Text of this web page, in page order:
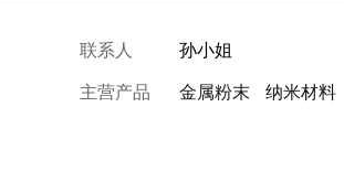
联系人 孙小姐
主营产品 金属粉末 纳米材料